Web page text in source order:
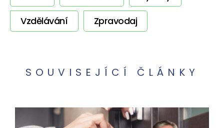
Vzdělávání
Zpravodaj
SOUVISEJÍCÍ ČLÁNKY